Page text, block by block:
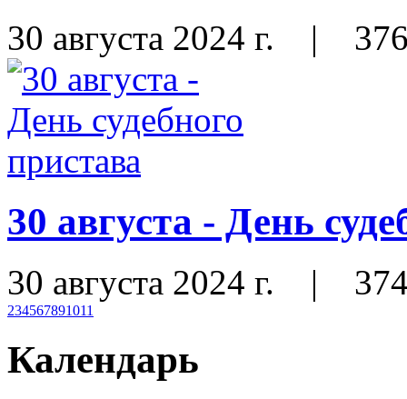
30 августа 2024 г. |
30 августа - День
30 августа 2024 г. |
234567891011
Календарь